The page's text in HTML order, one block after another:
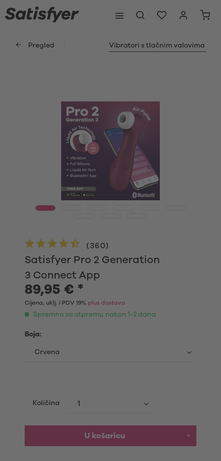
Pregled Vibratori s tlačnim valovima
Satisfyer Pro 2 Generation
3 Connect App
(360)
89,95 € *
Cijena, uklj. i PDV 19% plus dostava
Spremno za otpremu nakon 1-2 dana
Boja:
Količina
U košaricu